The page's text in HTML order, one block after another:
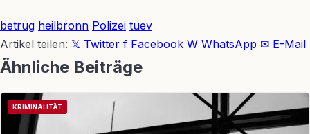
betrug heilbronn Polizei tuev
Artikel teilen: 𝕏 Twitter f Facebook W WhatsApp ✉ E-Mail
Ähnliche Beiträge
KRIMINALITÄT